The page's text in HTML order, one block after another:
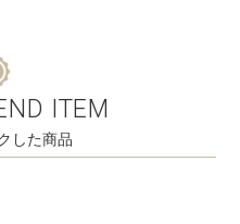
ITEM
した商品